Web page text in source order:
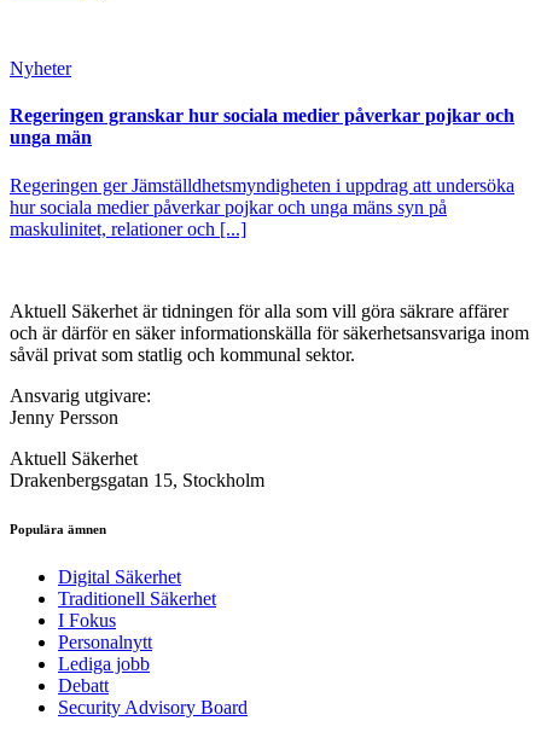
Nyheter
Regeringen granskar hur sociala medier påverkar pojkar och
unga män
Regeringen ger Jämställdhetsmyndigheten i uppdrag att undersöka
hur sociala medier påverkar pojkar och unga mäns syn på
maskulinitet, relationer och [...]
Aktuell Säkerhet är tidningen för alla som vill göra säkrare affärer
och är därför en säker informationskälla för säkerhets­ansvariga inom
såväl privat som statlig och kommunal sektor.
Ansvarig utgivare:
Jenny Persson
Aktuell Säkerhet
Drakenbergsgatan 15, Stockholm
Populära ämnen
Digital Säkerhet
Traditionell Säkerhet
I Fokus
Personalnytt
Lediga jobb
Debatt
Security Advisory Board